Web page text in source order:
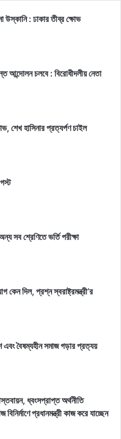
উস্কানি : ঢাকার তীব্র ক্ষোভ
আন্দোলন চলবে : বিরোধীদলীয় নেতা
শেখ হাসিনার প্রত্যর্পণ চাইল
সব শ্রেণিতে ভর্তি পরীক্ষা
কেন দিল, প্রশ্ন স্বরাষ্ট্রমন্ত্রী’র
এবং বৈষম্যহীন সমাজ গড়ার প্রত্যয়
ধ্বংসপ্রাপ্ত অর্থনীতি
প্রধানমন্ত্রী কাজ করে যাচ্ছেন